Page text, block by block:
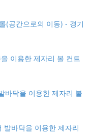
(공간으로의 이동) - 경기
이용한 제자리 볼 컨트
바닥을 이용한 제자리 볼
발바닥을 이용한 제자리